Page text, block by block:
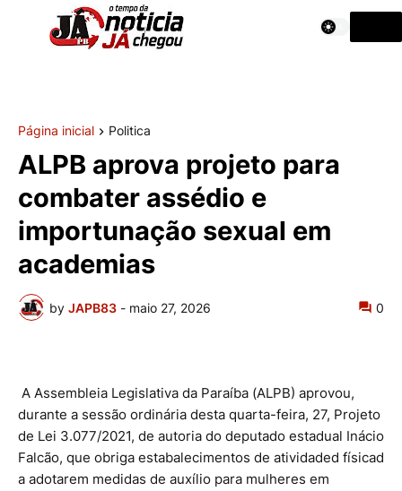
Página inicial Politica
ALPB aprova projeto para
combater assédio e
importunação sexual em
academias
by JAPB83 - maio 27, 2026 0
A Assembleia Legislativa da Paraíba (ALPB) aprovou,
durante a sessão ordinária desta quarta-feira, 27, Projeto
de Lei 3.077/2021, de autoria do deputado estadual Inácio
Falcão, que obriga estabalecimentos de atividaded físicad
a adotarem medidas de auxílio para mulheres em